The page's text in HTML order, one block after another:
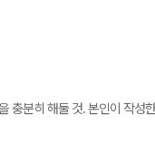
충분히 해둘 것. 본인이 작성